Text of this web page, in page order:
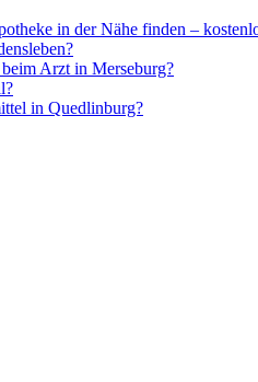
in der Nähe finden –
Arzt in Merseburg?
in Quedlinburg?